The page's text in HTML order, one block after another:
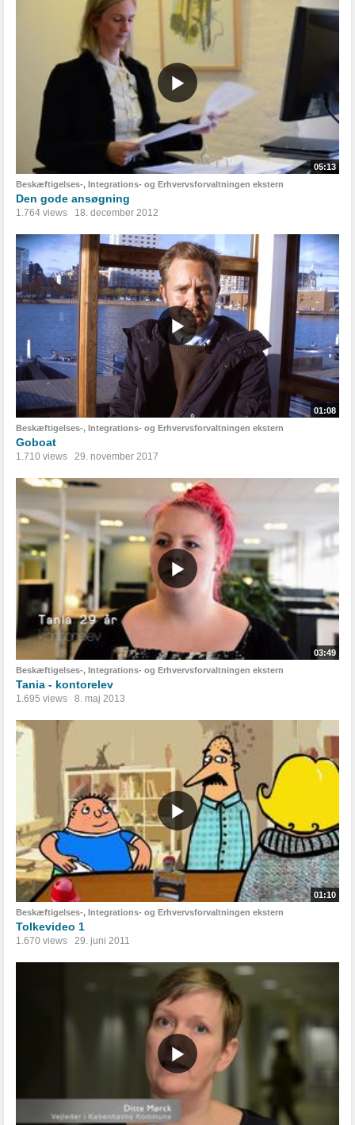
05:13
Beskæftigelses-, Integrations- og Erhvervsforvaltningen ekstern
Den gode ansøgning
1.764 views 18. december 2012
01:08
Beskæftigelses-, Integrations- og Erhvervsforvaltningen ekstern
Goboat
1.710 views 29. november 2017
03:49
Beskæftigelses-, Integrations- og Erhvervsforvaltningen ekstern
Tania - kontorelev
1.695 views 8. maj 2013
01:10
Beskæftigelses-, Integrations- og Erhvervsforvaltningen ekstern
Tolkevideo 1
1.670 views 29. juni 2011